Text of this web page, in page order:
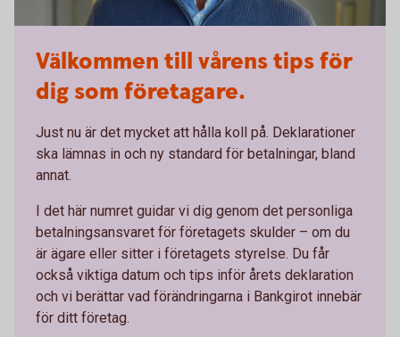
Välkommen till vårens tips för
dig som företagare.
Just nu är det mycket att hålla koll på. Deklarationer
ska lämnas in och ny standard för betalningar, bland
annat.
I det här numret guidar vi dig genom det personliga
betalningsansvaret för företagets skulder – om du
är ägare eller sitter i företagets styrelse. Du får
också viktiga datum och tips inför årets deklaration
och vi berättar vad förändringarna i Bankgirot innebär
för ditt företag.